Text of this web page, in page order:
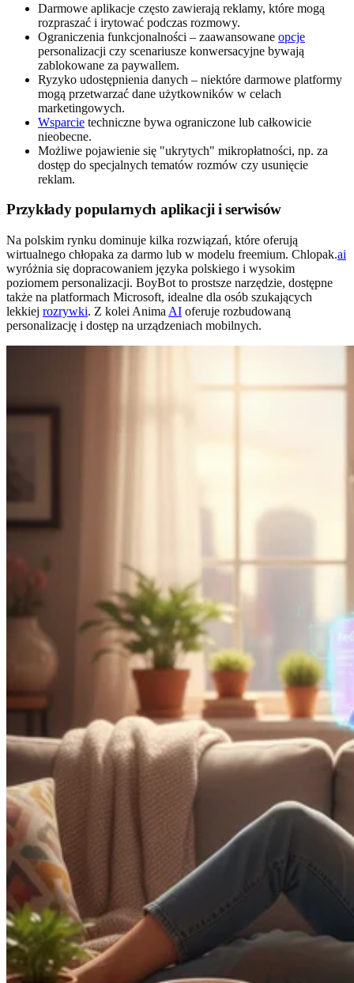
Darmowe aplikacje często zawierają reklamy, które mogą
rozpraszać i irytować podczas rozmowy.
Ograniczenia funkcjonalności – zaawansowane opcje
personalizacji czy scenariusze konwersacyjne bywają
zablokowane za paywallem.
Ryzyko udostępnienia danych – niektóre darmowe platformy
mogą przetwarzać dane użytkowników w celach
marketingowych.
Wsparcie techniczne bywa ograniczone lub całkowicie
nieobecne.
Możliwe pojawienie się "ukrytych" mikropłatności, np. za
dostęp do specjalnych tematów rozmów czy usunięcie
reklam.
Przykłady popularnych aplikacji i serwisów
Na polskim rynku dominuje kilka rozwiązań, które oferują
wirtualnego chłopaka za darmo lub w modelu freemium. Chlopak.ai
wyróżnia się dopracowaniem języka polskiego i wysokim
poziomem personalizacji. BoyBot to prostsze narzędzie, dostępne
także na platformach Microsoft, idealne dla osób szukających
lekkiej rozrywki. Z kolei Anima AI oferuje rozbudowaną
personalizację i dostęp na urządzeniach mobilnych.